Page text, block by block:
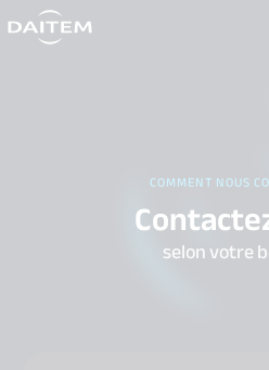
search.label
COMMENT NOUS
selon votre